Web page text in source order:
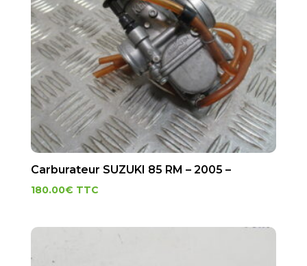
Carburateur SUZUKI 85 RM – 2005 –
180.00€ TTC